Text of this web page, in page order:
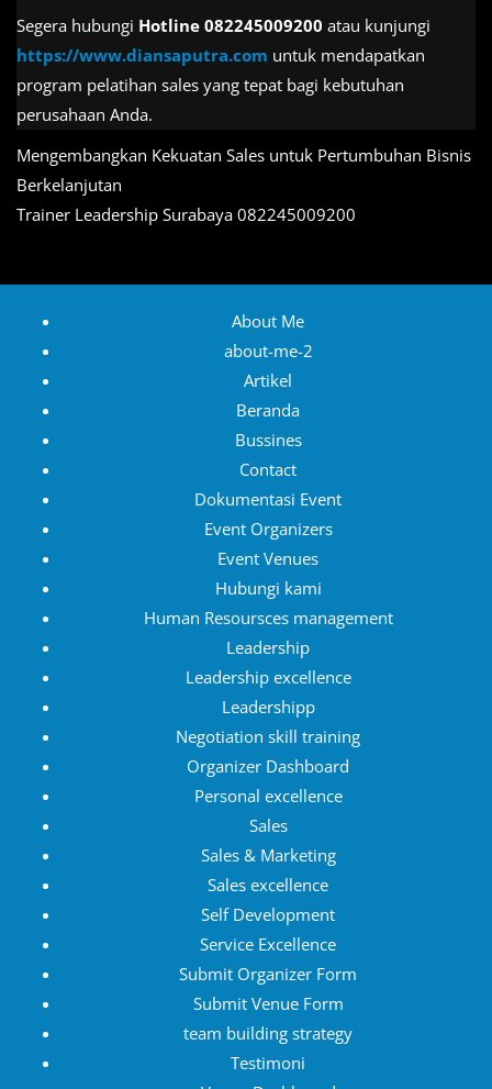
Segera hubungi Hotline 082245009200 atau kunjungi
https://www.diansaputra.com untuk mendapatkan
program pelatihan sales yang tepat bagi kebutuhan
perusahaan Anda.
Navigasi
pos
Mengembangkan Kekuatan Sales untuk Pertumbuhan Bisnis
Berkelanjutan
Trainer Leadership Surabaya 082245009200
About Me
about-me-2
Artikel
Beranda
Bussines
Contact
Dokumentasi Event
Event Organizers
Event Venues
Hubungi kami
Human Resoursces management
Leadership
Leadership excellence
Leadershipp
Negotiation skill training
Organizer Dashboard
Personal excellence
Sales
Sales & Marketing
Sales excellence
Self Development
Service Excellence
Submit Organizer Form
Submit Venue Form
team building strategy
Testimoni